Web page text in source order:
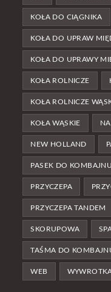
KOŁA DO CIĄGNIKA
KOŁA DO UPRAW
KOŁA DO UPRAWY
KOŁA ROLNICZE
KOŁA ROLNICZE
KOŁA WĄSKIE
NEW HOLLAND
PASEK DO KOMBAJNU
PRZYCZEPA
PRZYCZEPA TANDEM
SKORUPOWA
TAŚMA DO
WEB